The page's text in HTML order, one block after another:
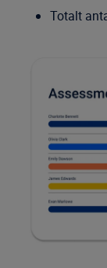
Totalt